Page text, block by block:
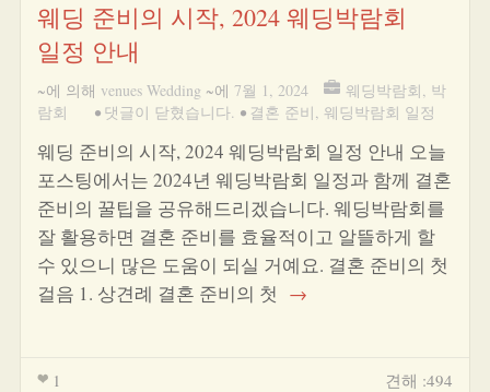
웨딩 준비의 시작, 2024 웨딩박람회
일정 안내
~에 의해 venues Wedding ~에 7월 1, 2024 웨딩박람회, 박
람회
• 댓글이 닫혔습니다. • 결혼 준비, 웨딩박람회 일정
웨딩 준비의 시작, 2024 웨딩박람회 일정 안내 오늘
포스팅에서는 2024년 웨딩박람회 일정과 함께 결혼
준비의 꿀팁을 공유해드리겠습니다. 웨딩박람회를
잘 활용하면 결혼 준비를 효율적이고 알뜰하게 할
수 있으니 많은 도움이 되실 거예요. 결혼 준비의 첫
걸음 1. 상견례 결혼 준비의 첫 →
1 견해 :494